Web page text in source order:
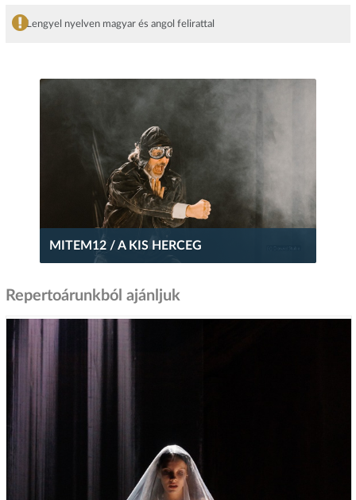
Lengyel nyelven magyar és angol felirattal
MITEM12 / A KIS HERCEG
Repertoárunkból ajánljuk